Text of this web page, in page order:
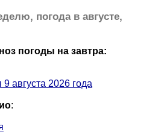
погода в августе,
погоды на завтра:
августа 2026 года
: